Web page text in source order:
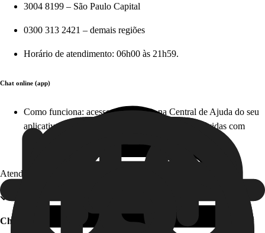
3004 8199 – São Paulo Capital
0300 313 2421 – demais regiões
Horário de atendimento: 06h00 às 21h59.
Chat online (app)
Como funciona: acesse diretamente na Central de Ajuda do seu
aplicativo em apenas alguns cliques e tire suas dúvidas com
Atendimento offline
Chat offline